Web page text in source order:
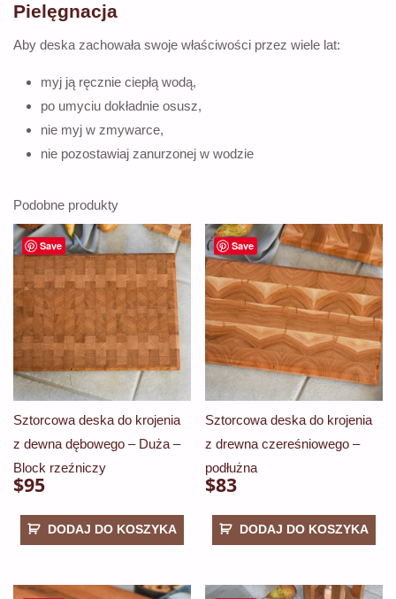
Pielęgnacja
Aby deska zachowała swoje właściwości przez wiele lat:
myj ją ręcznie ciepłą wodą,
po umyciu dokładnie osusz,
nie myj w zmywarce,
nie pozostawiaj zanurzonej w wodzie
Podobne produkty
Save
Sztorcowa deska do krojenia
z dewna dębowego – Duża –
Block rzeźniczy
$95
DODAJ DO KOSZYKA
Save
Sztorcowa deska do krojenia
z drewna czereśniowego –
podłużna
$83
DODAJ DO KOSZYKA